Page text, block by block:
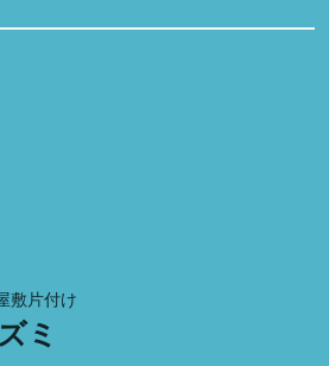
敷片付け
ミ